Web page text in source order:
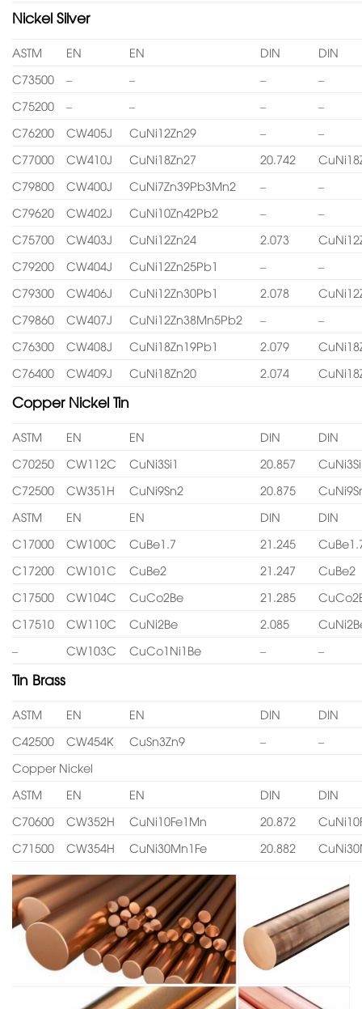
Nickel Silver
ASTM EN EN DIN
DIN
C73500
– – –
–
C75200
– – –
–
C76200
CW405J CuNi12Zn29 –
–
C77000
CW410J CuNi18Zn27 20.742
C79800
CW400J CuNi7Zn39Pb3Mn2 –
–
C79620
CW402J CuNi10Zn42Pb2 –
–
C75700
CW403J CuNi12Zn24 2.073
C79200
CW404J CuNi12Zn25Pb1 –
–
C79300
CW406J CuNi12Zn30Pb1 2.078
C79860
CW407J CuNi12Zn38Mn5Pb2 –
–
C76300
CW408J CuNi18Zn19Pb1 2.079
C76400
CW409J CuNi18Zn20 2.074
Copper Nickel Tin
ASTM EN EN DIN
DIN
C70250
CW112C CuNi3Si1 20.857
CuNi3Si
C72500
CW351H CuNi9Sn2 20.875
ASTM
EN EN DIN
DIN
C17000
CW100C CuBe1.7 21.245
C17200
CW101C CuBe2 21.247
CuBe2
C17500
CW104C CuCo2Be 21.285
C17510
CW110C CuNi2Be 2.085
–
CW103C CuCo1Ni1Be – –
Tin Brass
ASTM EN EN DIN
DIN
C42500
CW454K CuSn3Zn9 –
–
Copper Nickel
ASTM
EN EN DIN
DIN
C70600
CW352H CuNi10Fe1Mn 20.872
C71500
CW354H CuNi30Mn1Fe 20.882